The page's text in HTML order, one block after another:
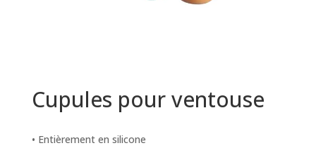
Cupules pour ventouse
• Entièrement en silicone